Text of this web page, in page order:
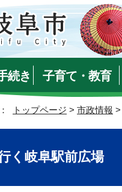
続き 子育て・教育
トップページ > 市政情報 >
く岐阜駅前広場